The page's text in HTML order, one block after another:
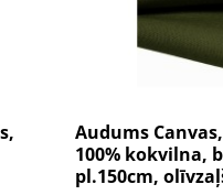
Audums
100% kokvilna,
pl.150cm,